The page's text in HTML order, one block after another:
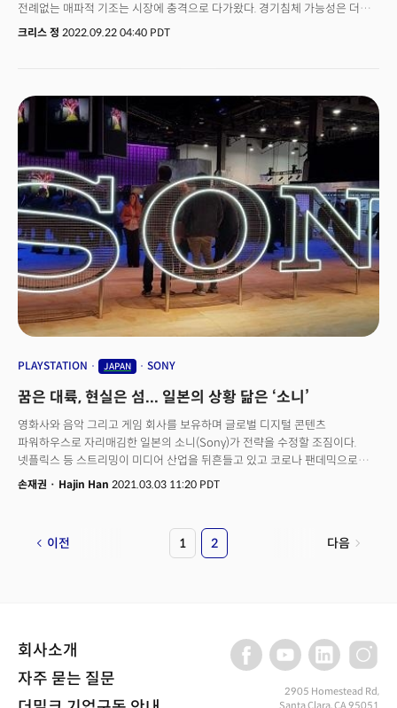
전례없는 매파적 기조는 시장에 충격으로 다가왔다. 경기침체 가능성은 더
높아졌다는 평이다. 경기침체의 벨웨더로 인식되는 장단기 금리차는 사상
연준의 질주를 막는 서킷 브레이커 역할을 할 것이란 낙관론에서 비롯됐다."고
주장했다. 연준에 이어 목요일은 이른바 "슈퍼 목요일"로 인식되는 글로벌
중앙은행의 금리 결정이 릴레이처럼 이어질 예정이다. 이미 스위스와
노르웨이, 인도네시아가 금리를 인상했고 일본은 예상대로 동결을 유지했다.
이후 영국과 터키가 금리 결정을 내렸으며 광범위한 글로벌 긴축 기조에
세계은행은 "지난 50년 동안 볼 수 없던 수준의 동시성으로 금리가 오르고
있다."며 "세계적인 긴축이 가속화될 경우 내년 경기침체를 야기할 수 있다."고
경고했다. 한편 일본중앙은행은 여전히 긴축과는 거리가 먼 행보를 유지했다.
기준금리를 -0.1%로 동결한 것이다. 일본은행은 이어 달러 대비 20%나
폭락한 엔화의 약세를 방어하기 위해 개입을 선언했다. 1조 1700억달러를
보유하고 있는 외환보유고를 무기로 일본은 1998년 이후 처음으로 달러를
매도해 엔화를 지킬 것임을 밝혔다. 시장이 통화정책에 집중하는 사이 국제
정세는 긴박하게 움직였다. 러시아는 우크라이나와 전쟁을 확대할 수 있음을
시사했고 중국의 시진핑 주석은 21일(현지시각) 군 관련 행사에서 자국
높아졌다.
크리스 정 2022.09.22 04:40 PDT
PLAYSTATION JAPAN SONY
꿈은 대륙, 현실은 섬... 일본의 상황 닮은 ‘소니’
영화사와 음악 그리고 게임 회사를 보유하며 글로벌 디지털 콘텐츠
파워하우스로 자리매김한 일본의 소니(Sony)가 전략을 수정할 조짐이다.
넷플릭스 등 스트리밍이 미디어 산업을 뒤흔들고 있고 코로나 팬데믹으로
디지털 콘텐츠 유통 환경이 급변했기 때문. 소니는 영화사(소니픽쳐스)와 음원
배급사(소니뮤직)라는 콘텐츠 보물창고를 보유하고 있으며 플레이스테이션
이것이 소니의 고민이다. 하드웨어, 소프트웨어, 콘텐츠 산업에서 독보적
플랫폼 기업이 되고 싶지만 미국의 애플, 아마존, MS, 구글과 경쟁할 ‘체급
손재권 · Hajin Han 2021.03.03 11:20 PDT
이전 1 2 다음
회사소개
자주 묻는 질문
2905 Homestead Rd,
Santa Clara, CA 95051